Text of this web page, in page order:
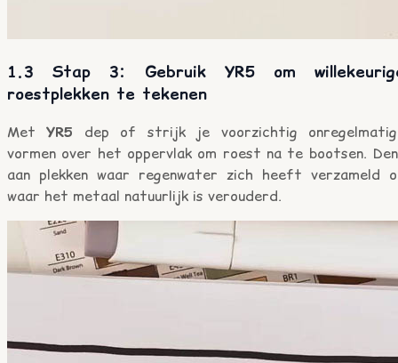
1.3 Stap 3: Gebruik YR5 om
roestplekken te tekenen
MetYR5 dep of strijk je voorzichtig
vormen over het oppervlak om roest na te bootsen.
aan plekken waar regenwater zich heeft verzameld
waar het metaal natuurlijk is verouderd.